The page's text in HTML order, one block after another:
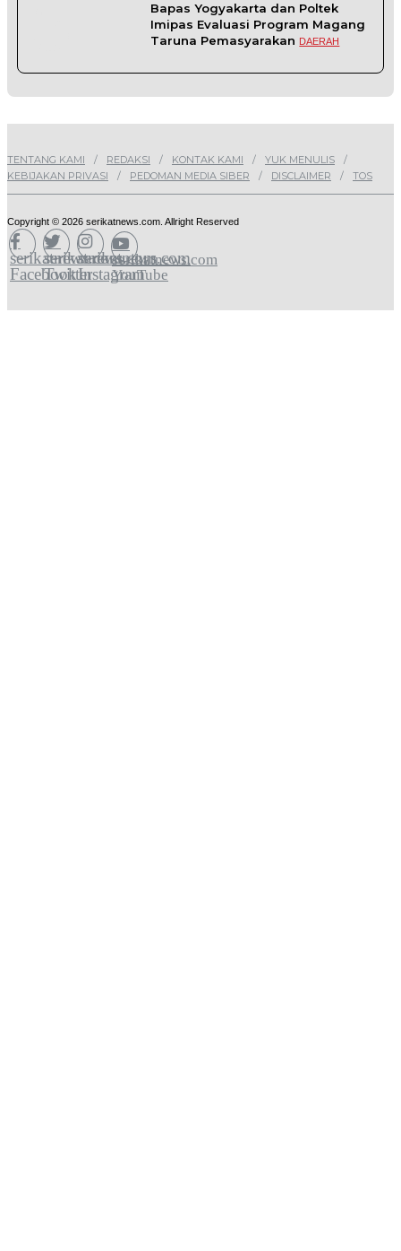
Bapas Yogyakarta dan Poltek
Imipas Evaluasi Program Magang
Taruna Pemasyarakan DAERAH
TENTANG KAMI REDAKSI KONTAK KAMI
YUK MENULIS
KEBIJAKAN PRIVASI
PEDOMAN MEDIA SIBER DISCLAIMER TOS
Copyright © 2026 serikatnews.com. Allright Reserved
serikatnews.com
Facebook
serikatnews.com
Twitter
serikatnews.com
Instagram
serikatnews.com
YouTube